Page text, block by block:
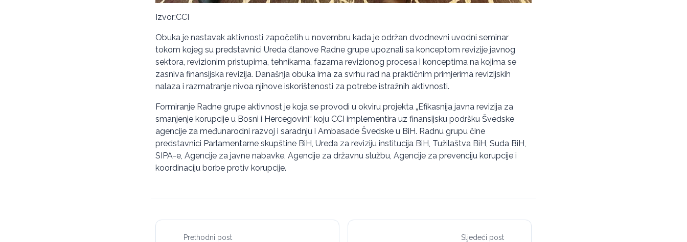
Izvor:CCI
Obuka je nastavak aktivnosti započetih u novembru kada je održan dvodnevni uvodni seminar
tokom kojeg su predstavnici Ureda članove Radne grupe upoznali sa konceptom revizije javnog
sektora, revizionim pristupima, tehnikama, fazama revizionog procesa i konceptima na kojima se
zasniva finansijska revizija. Današnja obuka ima za svrhu rad na praktičnim primjerima revizijskih
nalaza i razmatranje nivoa njihove iskorištenosti za potrebe istražnih aktivnosti.
Formiranje Radne grupe aktivnost je koja se provodi u okviru projekta „Efikasnija javna revizija za
smanjenje korupcije u Bosni i Hercegovini“ koju CCI implementira uz finansijsku podršku Švedske
agencije za međunarodni razvoj i saradnju i Ambasade Švedske u BiH. Radnu grupu čine
predstavnici Parlamentarne skupštine BiH, Ureda za reviziju institucija BiH, Tužilaštva BiH, Suda BiH,
SIPA-e, Agencije za javne nabavke, Agencije za državnu službu, Agencije za prevenciju korupcije i
koordinaciju borbe protiv korupcije.
Prethodni post Sljedeći post